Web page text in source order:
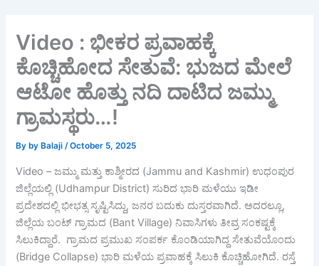
Video : ಭೀಕರ ಪ್ರವಾಹಕ್ಕೆ
ಕೊಚ್ಚಿಹೋದ ಸೇತುವೆ: ಭುಜದ ಮೇಲೆ
ಆಟೋ ಹೊತ್ತು ನದಿ ದಾಟಿದ ಜಮ್ಮು
ಗ್ರಾಮಸ್ಥರು…!
By by Balaji/October 5, 2025
Video – ಜಮ್ಮು ಮತ್ತು ಕಾಶ್ಮೀರದ (Jammu and Kashmir) ಉಧಂಪುರ
ಜಿಲ್ಲೆಯಲ್ಲಿ (Udhampur District) ಸುರಿದ ಭಾರಿ ಮಳೆಯು ಇಡೀ
ಪ್ರದೇಶದಲ್ಲಿ ಭೀಭತ್ಸ ಸೃಷ್ಟಿಸಿದ್ದು, ಜನರ ಬದುಕು ದುಸ್ತರವಾಗಿದೆ. ಅದರಲ್ಲೂ,
ಜಿಲ್ಲೆಯ ಬಂಟ್ ಗ್ರಾಮದ (Bant Village) ನಿವಾಸಿಗಳು ತೀವ್ರ ಸಂಕಷ್ಟಕ್ಕೆ
ಸಿಲುಕಿದ್ದಾರೆ. ಗ್ರಾಮದ ಪ್ರಮುಖ ಸಂಪರ್ಕ ಕೊಂಡಿಯಾಗಿದ್ದ ಸೇತುವೆಯೊಂದು
(Bridge Collapse) ಭಾರಿ ಮಳೆಯ ಪ್ರವಾಹಕ್ಕೆ ಸಿಲುಕಿ ಕೊಚ್ಚಿಹೋಗಿದೆ. ರಸ್ತೆ